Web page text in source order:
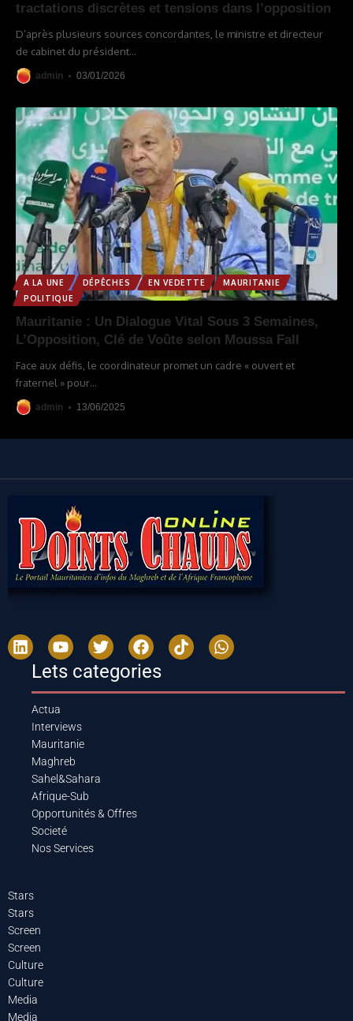
tractations discrètes et tensions dans l’opposition
D’après plusieurs sources concordantes, le ministre et directeur
de cabinet du président…
admin 03/01/2026
A LA UNE DÉPÊCHES EN VEDETTE
MAURITANIE
POLITIQUE
Mauritanie : Un Dialogue Vital Sous 3 Semaines,
L’Opposition, Clé de Voûte selon Moussa Fall
Face aux défis, le coordinateur promet un cadre « ouvert et
fraternel » pour…
admin 13/06/2025
Lets categories
Actua
Interviews
Mauritanie
Maghreb
Sahel&Sahara
Afrique-Sub
Opportunités & Offres
Societé
Nos Services
Stars
Stars
Screen
Screen
Culture
Culture
Media
Media